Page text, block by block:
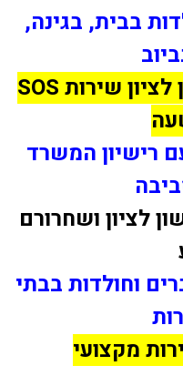
בבית, בגינה,
לוכד חולדות בראשון לציון שירות SOS
רישיון המשרד
לציון ושחרורם
וחולדות בבתי
מקצועי